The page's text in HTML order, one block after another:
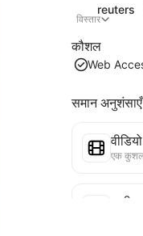
reuters
विस्तार
कौशल
Web
समान अनुशंसाएँ
सूची